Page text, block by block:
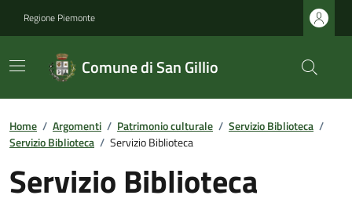
Regione Piemonte
Comune di San Gillio
Home / Argomenti / Patrimonio culturale / Servizio Biblioteca /
Servizio Biblioteca / Servizio Biblioteca
Servizio Biblioteca